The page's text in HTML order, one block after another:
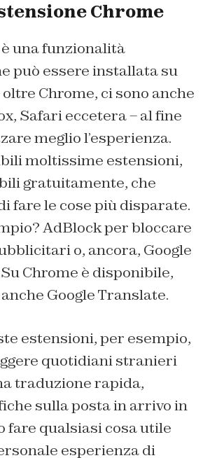
Chrome
è una funzionalità
può essere installata su
Chrome, ci sono anche
Safari eccetera – al fine
meglio l’esperienza.
moltissime estensioni,
gratuitamente, che
fare le cose più disparate.
AdBlock per bloccare
o, ancora, Google
Chrome è disponibile,
Google Translate.
estensioni, per esempio,
quotidiani stranieri
traduzione rapida,
sulla posta in arrivo in
fare qualsiasi cosa utile
esperienza di